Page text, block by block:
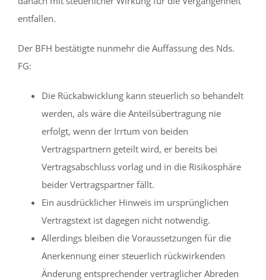
entfallen.
Der BFH bestätigte nunmehr die Auffassung des Nds.
FG:
Die Rückabwicklung kann steuerlich so behandelt
werden, als wäre die Anteilsübertragung nie
erfolgt, wenn der Irrtum von beiden
Vertragspartnern geteilt wird, er bereits bei
Vertragsabschluss vorlag und in die Risikosphäre
beider Vertragspartner fällt.
Ein ausdrücklicher Hinweis im ursprünglichen
Vertragstext ist dagegen nicht notwendig.
Allerdings bleiben die Voraussetzungen für die
Anerkennung einer steuerlich rückwirkenden
Änderung entsprechender vertraglicher Abreden